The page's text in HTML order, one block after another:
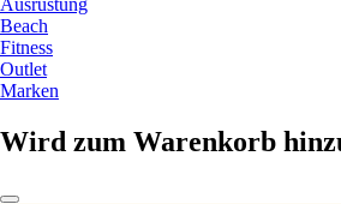
Ausrüstung
Beach
Fitness
Outlet
Marken
Wird zum Warenkorb